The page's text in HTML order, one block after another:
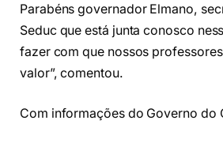
Parabéns governador Elmano,
Seduc que está junta conosco
fazer com que nossos
valor”, comentou.
Com informações do Governo do